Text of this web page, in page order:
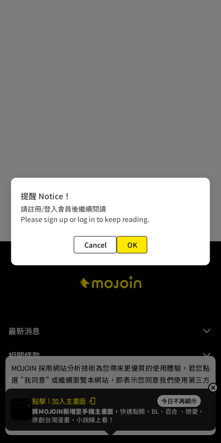
最新消息
相關條款
聯絡我們
© 2024 gamania Digital Entertainment Co., Ltd.
點擊 加入主畫面 今日不再顯示
將MOJOIN新增至手機主畫面，快速點開，BL、 百合 、戀愛，
原創台灣漫畫、小說線上看！
MOJOIN 採用網站分析技術為您帶來更優質的使用體驗，若您點
選 "我同意" 或繼續瀏覽本網站，即表示您同意我們使用第三方
Cookie，欲瞭解更多資訊請見隱私權政策。
我同意
提醒 Notice！
請註冊/登入會員後繼續閱讀
Please sign up or log in to keep reading.
Cancel OK